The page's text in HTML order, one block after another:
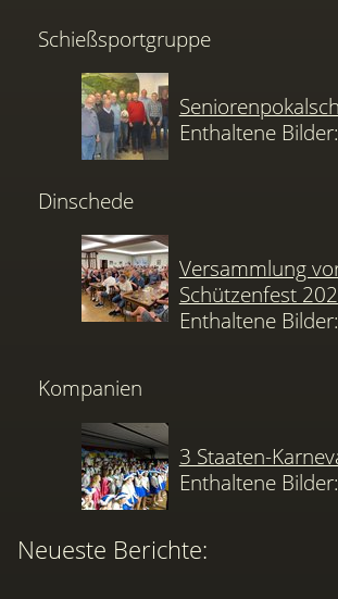
Schießsportgruppe
Enthaltene
Dinschede
Versammlung
Schützenfest
Enthaltene
Kompanien
3 Staaten-
Enthaltene
Neueste Berichte: